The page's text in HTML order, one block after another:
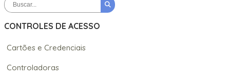
CONTROLES DE ACESSO
Cartões e Credenciais
Controladoras